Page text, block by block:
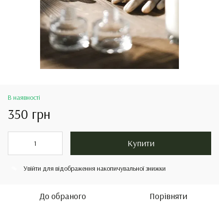
В наявності
350 грн
Купити
Увійти для відображення накопичувальної знижки
До обраного Порівняти